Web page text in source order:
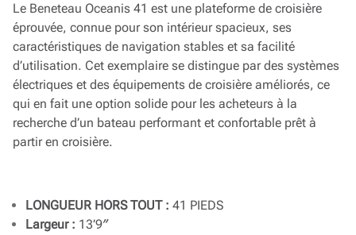
Le Beneteau Oceanis 41 est une plateforme de croisière
éprouvée, connue pour son intérieur spacieux, ses
caractéristiques de navigation stables et sa facilité
d’utilisation. Cet exemplaire se distingue par des systèmes
électriques et des équipements de croisière améliorés, ce
qui en fait une option solide pour les acheteurs à la
recherche d’un bateau performant et confortable prêt à
partir en croisière.
LONGUEUR HORS TOUT : 41 PIEDS
Largeur : 13’9″